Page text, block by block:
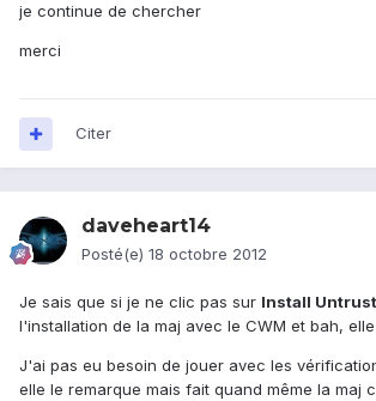
je continue de chercher
merci
Citer
daveheart14
Posté(e) 18 octobre 2012
Je sais que si je ne clic pas sur Install
l'installation de la maj avec le CWM et bah,
J'ai pas eu besoin de jouer avec les
elle le remarque mais fait quand même la maj